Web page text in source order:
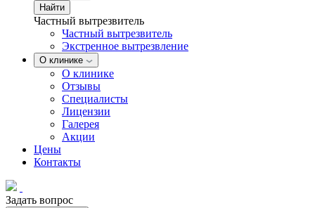
Найти
Частный вытрезвитель
Частный вытрезвитель
Экстренное вытрезвление
О клинике
О клинике
Отзывы
Специалисты
Лицензии
Галерея
Акции
Цены
Контакты
Задать вопрос